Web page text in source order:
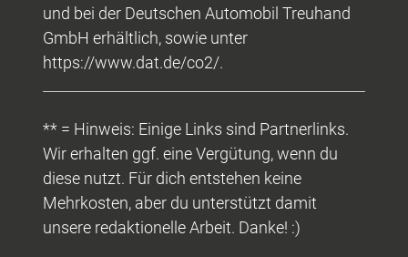
und bei der Deutschen Automobil Treuhand
GmbH erhältlich, sowie unter
https://www.dat.de/co2/.
** = Hinweis: Einige Links sind Partnerlinks.
Wir erhalten ggf. eine Vergütung, wenn du
diese nutzt. Für dich entstehen keine
Mehrkosten, aber du unterstützt damit
unsere redaktionelle Arbeit. Danke! :)